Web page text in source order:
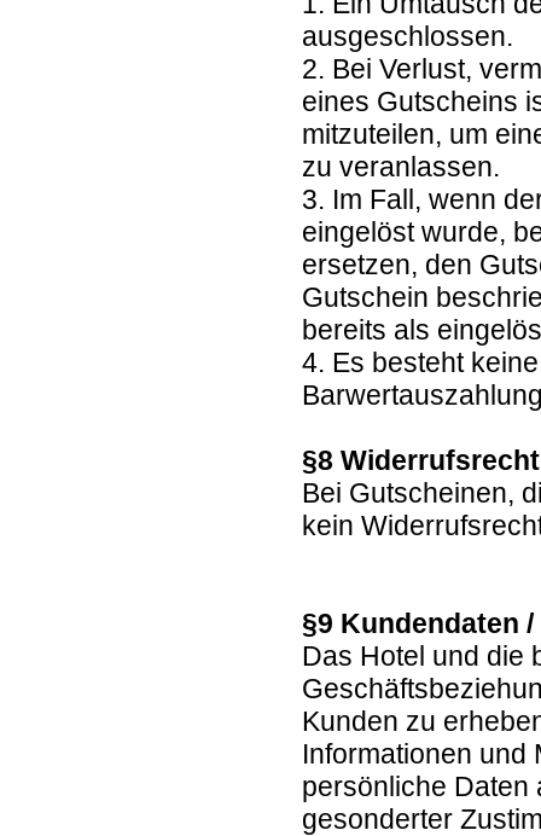
ausgeschlossen.
2. Bei Verlust,
eines Gutscheins
mitzuteilen, um
zu veranlassen.
3. Im Fall, wenn
eingelöst wurde,
ersetzen, den
Gutschein
bereits als
4. Es besteht
§8
Bei Gutscheinen,
kein
§9 Kundendaten
Das Hotel und die
Kunden zu
Informationen und
persönliche Daten
gesonderter